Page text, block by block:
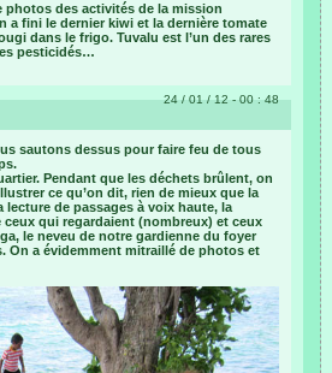
photos des activités de la mission
a fini le dernier kiwi et la dernière tomate
dans le frigo. Tuvalu est l’un des rares
pesticidés…
24 / 01 / 12 - 00 : 48
sautons dessus pour faire feu de tous
Pendant que les déchets brûlent, on
ce qu’on dit, rien de mieux que la
de passages à voix haute, la
qui regardaient (nombreux) et ceux
le neveu de notre gardienne du foyer
On a évidemment mitraillé de photos et